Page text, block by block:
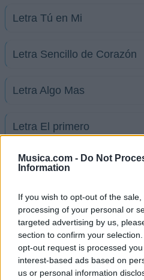
Musica.com - Do Not
Information
If you wish to opt-out of the
processing of your personal or
targeted advertising by us,
section to confirm your
opt-out request is processed
interest-based ads based on
us or personal information
Letra Tú en Mi
Letra Sencillo de Corazón
Letra Algo Mas
Letra El primero
Letra Algo Mas (en inglés)
Letra A prueba de todo
+ Letras de Maykel
Biografía Ranking